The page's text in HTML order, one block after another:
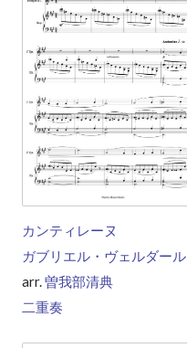
カンティレーヌ
ガブリエル・ヴェルダール
arr.曽我部清典
二重奏